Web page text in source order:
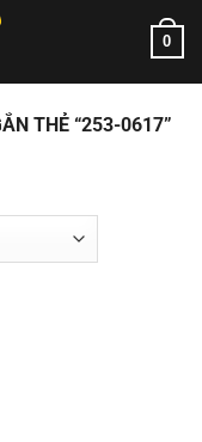
0
THẺ “253-0617”